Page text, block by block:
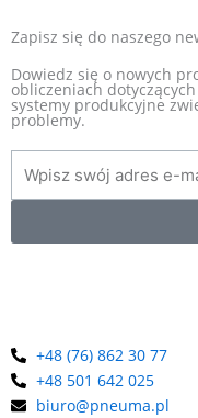
EXAIR
Jesteśmy wyłącznym
w Polsce. To producent,
standardy w branży
powietrzem. Oferta
odkurzacze
dystrybutor marki
Zapisz się do naszego
Dowiedz się o nowych
obliczeniach
systemy produkcyjne
problemy.
+48 (76) 862 30 77
+48 501 642 025
biuro@pneuma.pl